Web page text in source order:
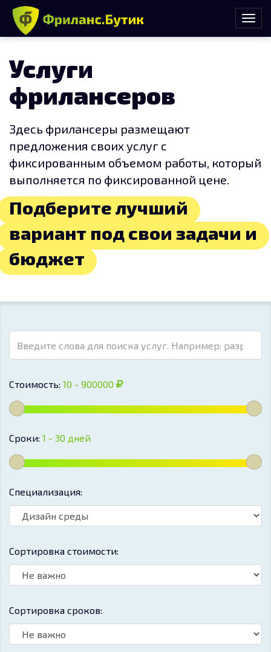
Услуги
фрилансеров
Здесь фрилансеры размещают
предложения своих услуг с
фиксированным объемом работы, который
выполняется по фиксированной цене.
Подберите лучший
вариант под свои задачи и
бюджет
Стоимость: 10 - 900000
Сроки: 1 - 30 дней
Специализация:
Сортировка стоимости:
Сортировка сроков: